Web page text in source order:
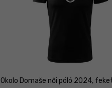
Okolo Domaše női póló 2024,